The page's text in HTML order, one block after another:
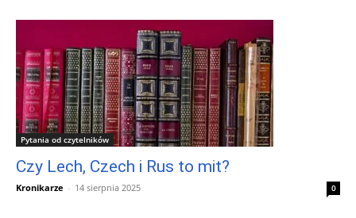
Pytania od czytelników
Czy Lech, Czech i Rus to mit?
Kronikarze - 14 sierpnia 2025 0